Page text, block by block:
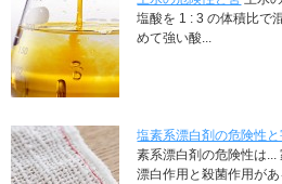
塩酸を 1 : 3 の体積比で
めて強い酸...
塩素系漂白剤の危険性
素系漂白剤の危険性は
漂白作用と殺菌作用が